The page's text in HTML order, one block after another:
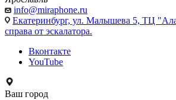
info@miraphone.ru
Екатеринбург, ул. Малышева 5, ТЦ
справа от эскалатора.
Вконтакте
YouTube
Ваш город